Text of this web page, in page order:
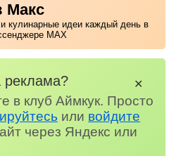
Макс
кулинарные идеи каждый день в
MAX
реклама?
в клуб Аймкук. Просто
или войдите
через Яндекс или
✕